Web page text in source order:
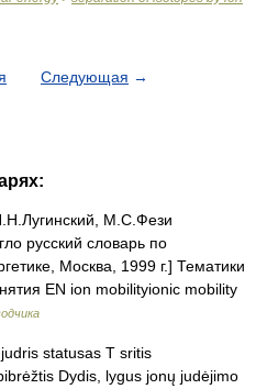
Следующая →
М.С.Фези
русский словарь по
Москва, 1999 г.] Тематики
EN ion mobilityionic mobility
statusas T sritis
Dydis, lygus jonų judėjimo